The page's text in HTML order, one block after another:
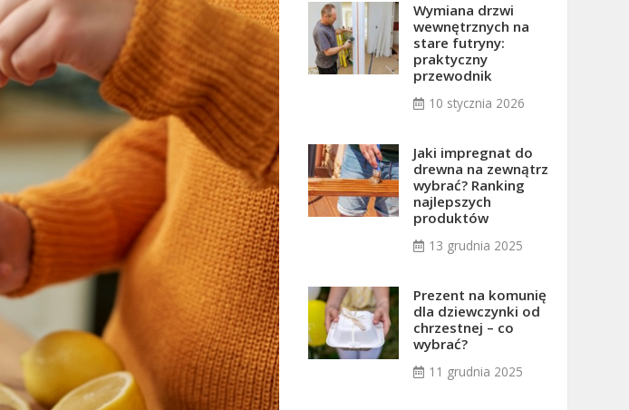
Wymiana drzwi
wewnętrznych na
stare futryny:
praktyczny
przewodnik
10 stycznia 2026
Jaki impregnat do
drewna na zewnątrz
wybrać? Ranking
najlepszych
produktów
13 grudnia 2025
Prezent na komunię
dla dziewczynki od
chrzestnej – co
wybrać?
11 grudnia 2025